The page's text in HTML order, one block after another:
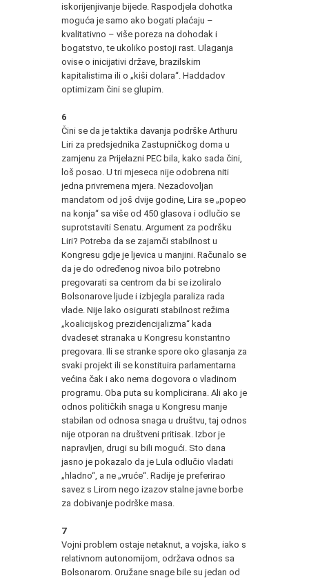
iskorijenjivanje bijede. Raspodjela dohotka
moguća je samo ako bogati plaćaju –
kvalitativno – više poreza na dohodak i
bogatstvo, te ukoliko postoji rast. Ulaganja
ovise o inicijativi države, brazilskim
kapitalistima ili o „kiši dolara“. Haddadov
optimizam čini se glupim.
6
Čini se da je taktika davanja podrške Arthuru
Liri za predsjednika Zastupničkog doma u
zamjenu za Prijelazni PEC bila, kako sada čini,
loš posao. U tri mjeseca nije odobrena niti
jedna privremena mjera. Nezadovoljan
mandatom od još dvije godine, Lira se „popeo
na konja“ sa više od 450 glasova i odlučio se
suprotstaviti Senatu. Argument za podršku
Liri? Potreba da se zajamči stabilnost u
Kongresu gdje je ljevica u manjini. Računalo se
da je do određenog nivoa bilo potrebno
pregovarati sa centrom da bi se izoliralo
Bolsonarove ljude i izbjegla paraliza rada
vlade. Nije lako osigurati stabilnost režima
„koalicijskog prezidencijalizma“ kada
dvadeset stranaka u Kongresu konstantno
pregovara. Ili se stranke spore oko glasanja za
svaki projekt ili se konstituira parlamentarna
većina čak i ako nema dogovora o vladinom
programu. Oba puta su komplicirana. Ali ako je
odnos političkih snaga u Kongresu manje
stabilan od odnosa snaga u društvu, taj odnos
nije otporan na društveni pritisak. Izbor je
napravljen, drugi su bili mogući. Sto dana
jasno je pokazalo da je Lula odlučio vladati
„hladno“, a ne „vruće“. Radije je preferirao
savez s Lirom nego izazov stalne javne borbe
za dobivanje podrške masa.
7
Vojni problem ostaje netaknut, a vojska, iako s
relativnom autonomijom, održava odnos sa
Bolsonarom. Oružane snage bile su jedan od